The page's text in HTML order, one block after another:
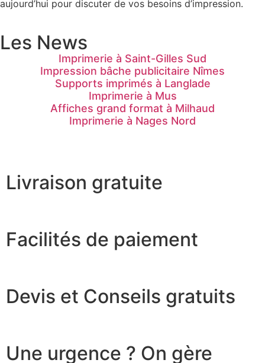
aujourd’hui pour discuter de vos besoins d’impression.
Les News
Imprimerie à Saint-Gilles Sud
Impression bâche publicitaire Nîmes
Supports imprimés à Langlade
Imprimerie à Mus
Affiches grand format à Milhaud
Imprimerie à Nages Nord
Livraison gratuite
Facilités de paiement
Devis et Conseils gratuits
Une urgence ? On gère